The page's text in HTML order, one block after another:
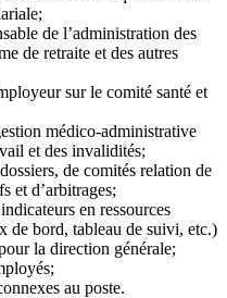
de l’administration des
de retraite et des autres
sur le comité santé et
médico-administrative
et des invalidités;
de comités relation de
et d’arbitrages;
en ressources
de bord, tableau de suivi, etc.)
la direction générale;
au poste.